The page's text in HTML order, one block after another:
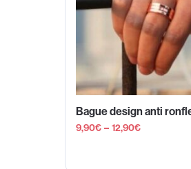
Bague design anti
9,90€ – 12,90€